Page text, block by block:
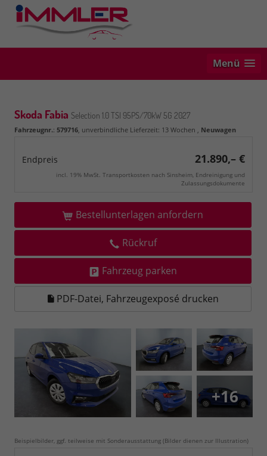
Menü
Skoda Fabia Selection 1.0 TSI 95PS/70kW 5G 2027
Fahrzeugnr.: 579716, unverbindliche Lieferzeit: 13 Wochen , Neuwagen
Endpreis 21.890,– €
incl. 19% MwSt. Transportkosten nach Sinsheim, Endreinigung und
Zulassungsdokumente
Bestellunterlagen anfordern
Rückruf
Fahrzeug parken
PDF-Datei, Fahrzeugexposé drucken
+16
Beispielbilder, ggf. teilweise mit Sonderausstattung (Bilder dienen zur Illustration)